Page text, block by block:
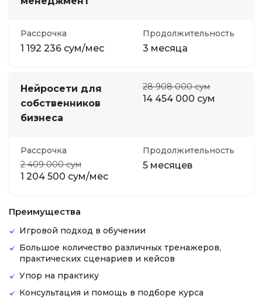
Рассрочка
1 192 236 сум/мес
Продолжительность
3 месяца
Нейросети для
собственников
бизнеса
28 908 000 сум
14 454 000 сум
Рассрочка
2 409 000 сум
1 204 500 сум/мес
Продолжительность
5 месяцев
Преимущества
Игровой подход в обучении
Большое количество различных тренажеров,
практических сценариев и кейсов
Упор на практику
Консультация и помощь в подборе курса